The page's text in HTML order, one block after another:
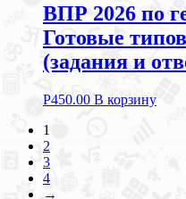
ВПР 2026 по
Готовые
(задания и
Р450.00 В корзину
1
2
3
4
→